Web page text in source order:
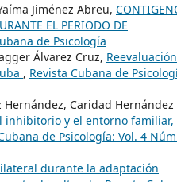
Jiménez Abreu,
EL PERIODO DE
de Psicología
Álvarez Cruz,
, Revista Cubana de
Hernández, Caridad Hernández
inhibitorio y el entorno familiar,
de Psicología: Vol. 4
durante la adaptación